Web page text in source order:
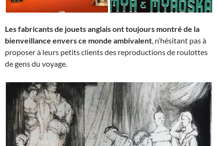
Les fabricants de jouets anglais ont toujours montré de la
bienveillance envers ce monde ambivalent , n’hésitant pas à
proposer à leurs petits clients des reproductions de roulottes
de gens du voyage.